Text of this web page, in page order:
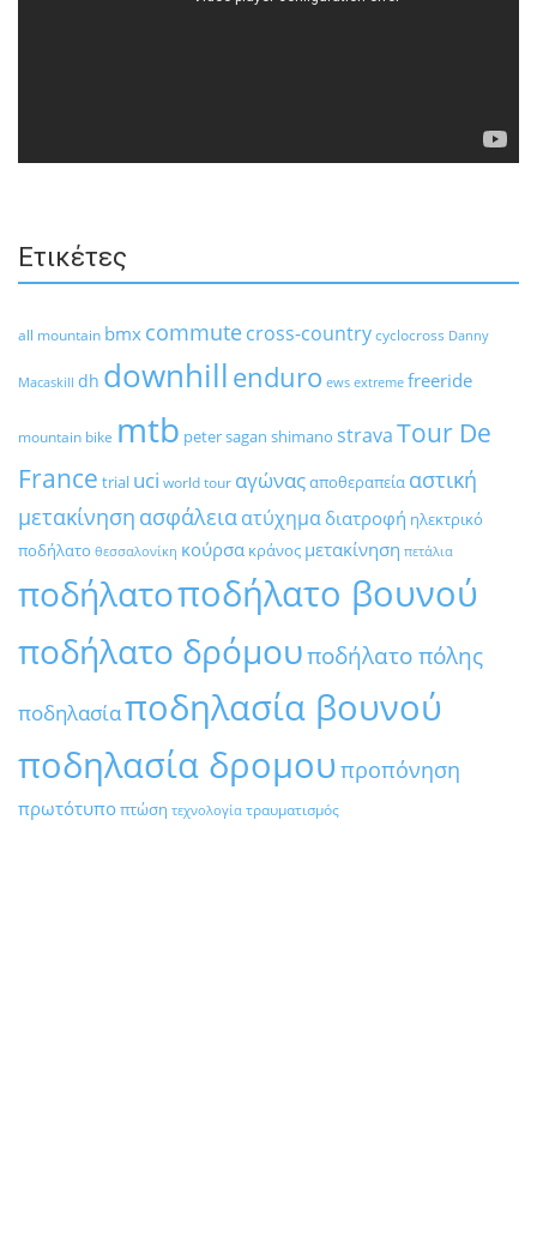
Ετικέτες
all mountain bmx commutecross-countrycyclocross Danny
Macaskill dh downhill enduro ews extreme freeride
mountain bike mtb peter sagan shimano stravaTour De
France trial uci world tour αγώναςαποθεραπεία αστική
μετακίνηση ασφάλειαατύχημα διατροφή ηλεκτρικό
ποδήλατο θεσσαλονίκη κούρσα κράνος μετακίνηση πετάλια
ποδήλατοποδήλατο βουνού
ποδήλατο δρόμουποδήλατο πόλης
ποδηλασίαποδηλασία βουνού
ποδηλασία δρομου προπόνηση
πρωτότυποπτώση τεχνολογία τραυματισμός